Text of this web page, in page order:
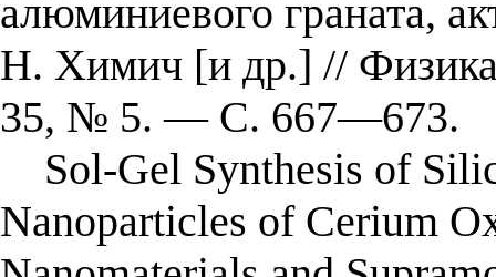
алюминиевого граната,
Н. Химич [и др.] //
35, № 5. — С. 667—673.
Sol-Gel Synthesis of
Nanoparticles of Cerium